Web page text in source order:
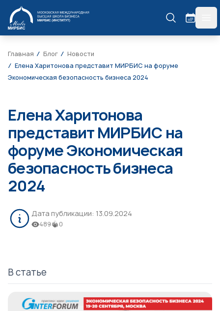
МИРБИС
Главная Блог
Новости
Елена Харитонова представит МИРБИС на форуме
Экономическая безопасность бизнеса 2024
Елена Харитонова
представит МИРБИС на
форуме Экономическая
безопасность бизнеса
2024
Дата публикации: 13.09.2024
489 0
В статье